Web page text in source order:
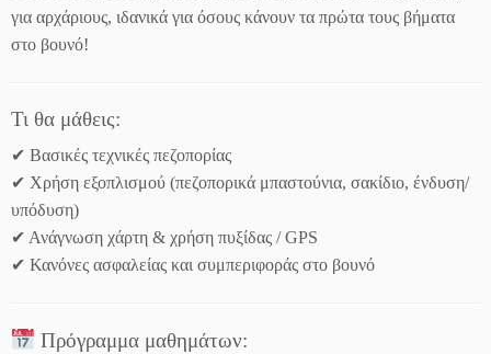
για αρχάριους, ιδανικά για όσους κάνουν τα πρώτα τους βήματα
στο βουνό!
Τι θα μάθεις:
✔ Βασικές τεχνικές πεζοπορίας
✔ Χρήση εξοπλισμού (πεζοπορικά μπαστούνια, σακίδιο, ένδυση/
υπόδυση)
✔ Ανάγνωση χάρτη & χρήση πυξίδας / GPS
✔ Κανόνες ασφαλείας και συμπεριφοράς στο βουνό
Πρόγραμμα μαθημάτων: